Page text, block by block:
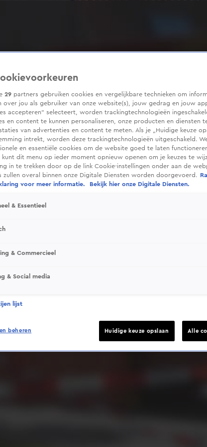
Deze video is niet beschikbaar op je huidige
29 partners gebruiken cookies en vergelijkbare technieken om
over jou als gebruiker van onze website(s), jouw gedrag en jouw
accepteren” selecteert, worden trackingtechnologieën
en content te kunnen personaliseren, onze producten en diensten
van advertenties en content te meten. Als je „Huidige keuze
intrekt, worden deze trackingtechnologieën uitgeschakeld.
en essentiële cookies om de website goed te laten
kunt dit menu op ieder moment opnieuw openen om je keuzes te
in te trekken door op de link Cookie-instellingen onder aan de
zullen overal binnen onze Digitale Diensten worden doorgevoerd.
voor meer informatie.
Bekijk hier onze Digitale Diensten.
& Essentieel
& Commercieel
& Social media
lijst
beheren Huidige keuze opslaan Alle